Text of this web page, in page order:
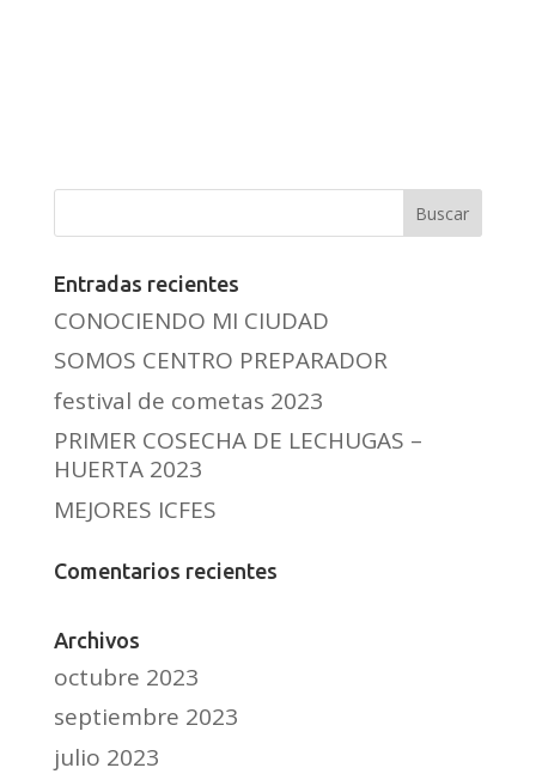
Entradas recientes
CONOCIENDO MI CIUDAD
SOMOS CENTRO PREPARADOR
festival de cometas 2023
PRIMER COSECHA DE LECHUGAS –
HUERTA 2023
MEJORES ICFES
Comentarios recientes
Archivos
octubre 2023
septiembre 2023
julio 2023